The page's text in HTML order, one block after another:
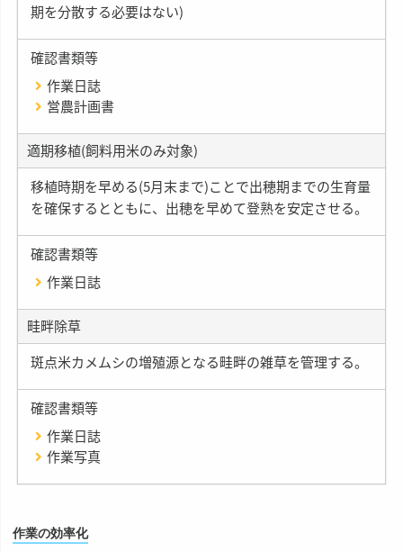
期を分散する必要はない)
確認書類等
作業日誌
営農計画書
適期移植(飼料用米のみ対象)
移植時期を早める(5月末まで)ことで出穂期までの生育量
を確保するとともに、出穂を早めて登熟を安定させる。
確認書類等
作業日誌
畦畔除草
斑点米カメムシの増殖源となる畦畔の雑草を管理する。
確認書類等
作業日誌
作業写真
作業の効率化